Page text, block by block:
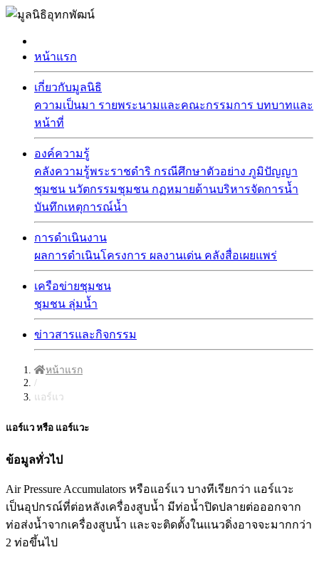
หน้าแรก
เกี่ยวกับมูลนิธิ
ความเป็นมา รายพระนามและคณะกรรมการ บทบาทและ
หน้าที่
องค์ความรู้
คลังความรู้พระราชดำริ กรณีศึกษาตัวอย่าง ภูมิปัญญา
ชุมชน นวัตกรรมชุมชน กฏหมายด้านบริหารจัดการน้ำ
บันทึกเหตุการณ์น้ำ
การดำเนินงาน
ผลการดำเนินโครงการ ผลงานเด่น คลังสื่อเผยแพร่
เครือข่ายชุมชน
ชุมชน ลุ่มน้ำ
ข่าวสารและกิจกรรม
หน้าแรก
/
แอร์แว
แอร์แว หรือ แอร์แวะ
ข้อมูลทั่วไป
Air Pressure Accumulators หรือแอร์แว บางทีเรียกว่า แอร์แวะ
เป็นอุปกรณ์ที่ต่อหลังเครื่องสูบน้ำ มีท่อน้ำปิดปลายต่อออกจาก
ท่อส่งน้ำจากเครื่องสูบน้ำ และจะติดตั้งในแนวดิ่งอาจจะมากกว่า
2 ท่อขึ้นไป